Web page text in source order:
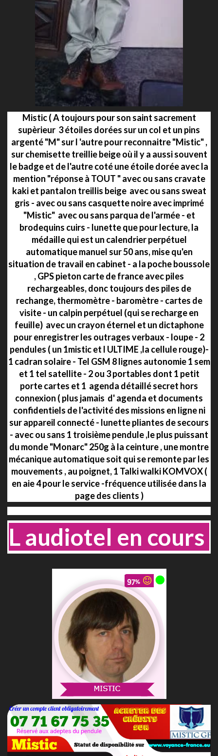
Mistic ( A toujours pour son saint sacrement
supèrieur 3 étoiles dorées sur un col et un pins
argenté "M" sur l 'autre pour reconnaitre "Mistic" ,
sur chemisette treillie beige où il y a aussi souvent
le badge et de l'autre coté une étoile dorée avec la
mention "réponse à TOUT " avec ou sans cravate
kaki et pantalon treillis beige avec ou sans sweat
gris - avec ou sans casquette noire avec imprimé
"Mistic" avec ou sans parqua de l'armée - et
brodequins cuirs - lunette que pour lecture, la
médaille qui est un calendrier perpétuel
automatique manuel sur 50 ans, mise qu'en
situation de travail en cabinet - a la poche boussole
, GPS pieton carte de france avec piles
rechargeables, donc toujours des piles de
rechange, thermomètre - baromètre - cartes de
visite - un calpin perpétuel (qui se recharge en
feuille) avec un crayon éternel et un dictaphone
pour enregistrer les outrages verbaux - loupe - 2
pendules ( un 1mistic et l ULTIME ,la cellule rouge)-
1 cadran solaire - Tel GSM 8 lignes autonomie 1 sem
et 1 tel satellite - 2 ou 3 portables dont 1 petit
porte cartes et 1 agenda détaillé secret hors
connexion ( plus jamais d' agenda et documents
confidentiels de l'activité des missions en ligne ni
sur appareil connecté - lunette pliantes de secours
- avec ou sans 1 troisième pendule ,le plus puissant
du monde "Monarc" 250g à la ceinture , une montre
mécanique automatique soit qui se remonte par les
mouvements , au poignet, 1 Talki walki KOMVOX (
en aie 4 pour le service -fréquence utilisée dans la
page des clients )
L audiotel en cours